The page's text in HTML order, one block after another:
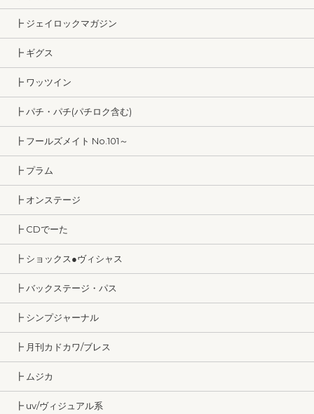
┣ ジェイロックマガジン
┣ ギグス
┣ ワッツイン
┣ パチ・パチ(パチロク含む)
┣ フールズメイト No.101～
┣ プラム
┣ オンステージ
┣ CDでーた
┣ ショックス●ヴィシャス
┣ バックステージ・パス
┣ シンプジャーナル
┣ 月刊カドカワ/ブレス
┣ ムジカ
┣ uv/ヴィジュアル系